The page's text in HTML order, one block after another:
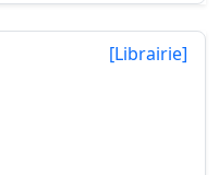
[Librairie]